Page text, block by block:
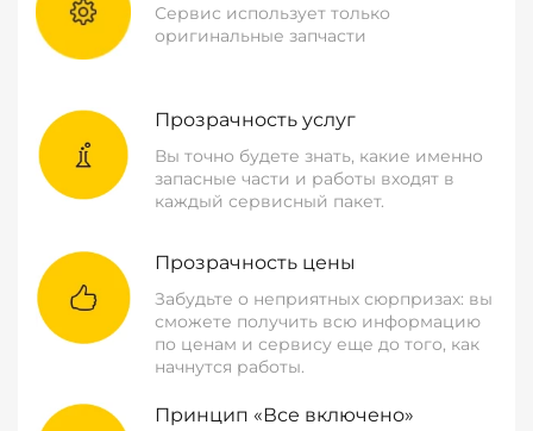
Сервис использует только
оригинальные запчасти
Прозрачность услуг
Вы точно будете знать, какие именно
запасные части и работы входят в
каждый сервисный пакет.
Прозрачность цены
Забудьте о неприятных сюрпризах: вы
сможете получить всю информацию
по ценам и сервису еще до того, как
начнутся работы.
Принцип «Все включено»